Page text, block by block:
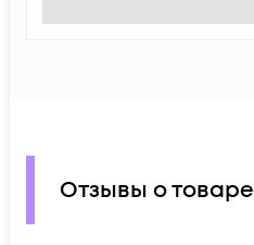
Отзывы о товаре